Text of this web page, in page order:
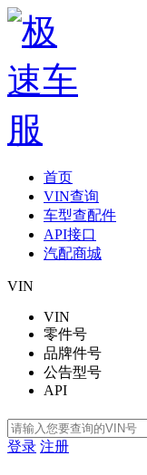
首页
VIN查询
车型查配件
API接口
汽配商城
VIN
VIN
零件号
品牌件号
公告型号
API
登录 注册